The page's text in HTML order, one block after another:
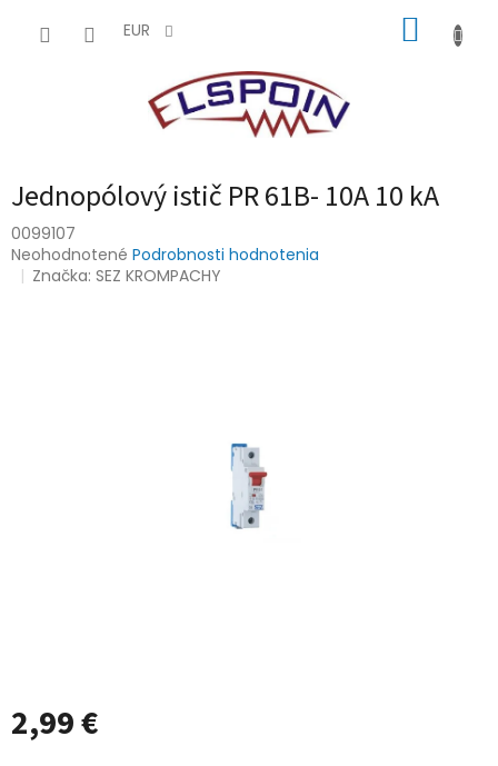
EUR
Jednopólový istič PR 61B- 10A 10 kA
0099107
Priemerné
hodnotenie
Neohodnotené Podrobnosti hodnotenia
Značka:SEZ KROMPACHY
2,99 €